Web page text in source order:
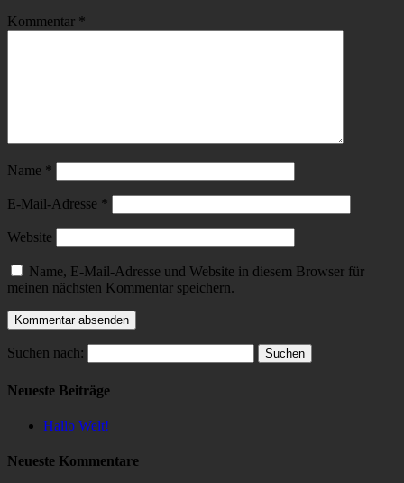
Kommentar *
Name *
E-Mail-Adresse *
Website
Name, E-Mail-Adresse und Website in diesem Browser für
meinen nächsten Kommentar speichern.
Suchen nach:
Neueste Beiträge
Hallo Welt!
Neueste Kommentare